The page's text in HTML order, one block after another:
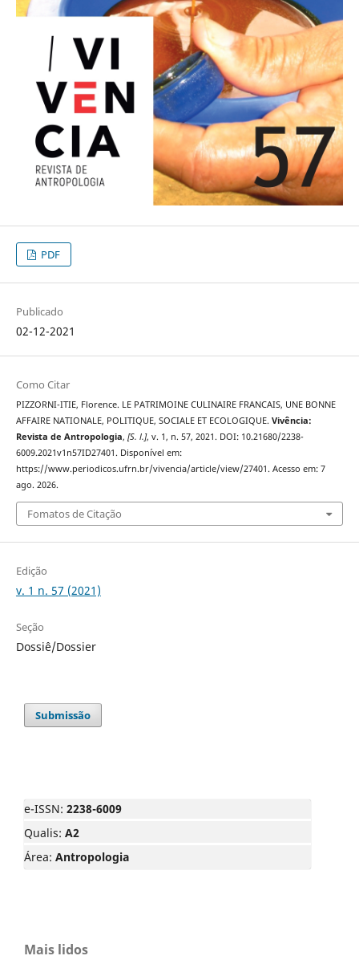
PDF
Publicado
02-12-2021
Como Citar
PIZZORNI-ITIE, Florence. LE PATRIMOINE CULINAIRE FRANCAIS, UNE BONNE
AFFAIRE NATIONALE, POLITIQUE, SOCIALE ET ECOLOGIQUE. Vivência:
Revista de Antropologia, [S. l.], v. 1, n. 57, 2021. DOI: 10.21680/2238-
6009.2021v1n57ID27401. Disponível em:
https://www.periodicos.ufrn.br/vivencia/article/view/27401. Acesso em: 7
ago. 2026.
Fomatos de Citação
Edição
v. 1 n. 57 (2021)
Seção
Dossiê/Dossier
Submissão
e-ISSN: 2238-6009
Qualis: A2
Área: Antropologia
Mais lidos